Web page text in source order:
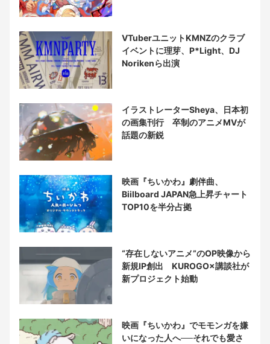
VTuberユニットKMNZのクラブ
イベントに理芽、P*Light、DJ
Norikenら出演
イラストレーターSheya、日本初
の画集刊行 卒制のアニメMVが
話題の新鋭
映画『ちいかわ』劇伴曲、
Biilboard JAPAN急上昇チャート
TOP10を半分占拠
“存在しないアニメ”のOP映像から
新規IP創出 KUROGO×講談社が
新プロジェクト始動
映画『ちいかわ』でモモンガを嫌
いになった人へ──それでも愛さ